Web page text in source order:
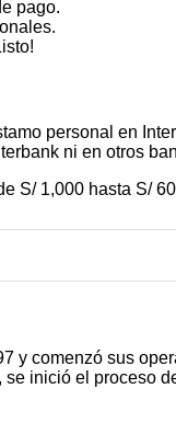
pago.
personal en
ni en otros
S/ 1,000 hasta S/
y comenzó sus
inició el proceso